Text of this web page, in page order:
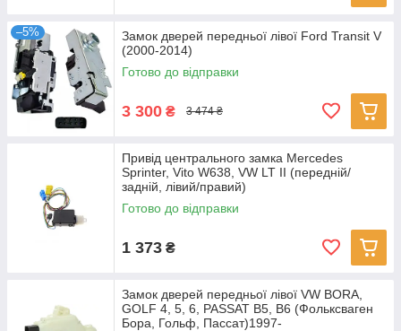
–5%
Замок дверей передньої лівої Ford Transit V
(2000-2014)
Готово до відправки
3 300 ₴ 3 474 ₴
Привід центрального замка Mercedes
Sprinter, Vito W638, VW LT II (передній/
задній, лівий/правий)
Готово до відправки
1 373 ₴
Замок дверей передньої лівої VW BORA,
GOLF 4, 5, 6, PASSAT B5, B6 (Фольксваген
Бора, Гольф, Пассат)1997-